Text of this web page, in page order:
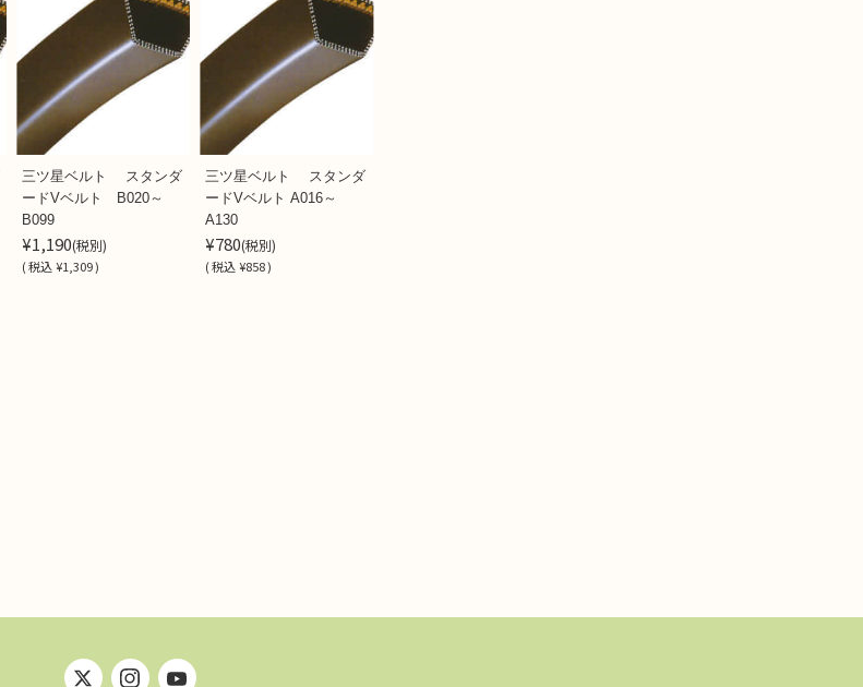
三ツ星ベルト スタンダ
ードVベルト B020～
B099
¥1,190(税別)
(税込¥1,309 )
三ツ星ベルト スタンダ
ードVベルト A016～
A130
¥780(税別)
(税込 ¥858 )